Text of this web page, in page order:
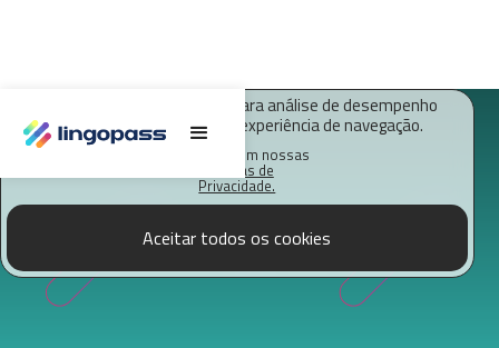
O Lingopass utiliza cookies para análise de desempenho
deste site e melhorar sua experiência de navegação.
Saiba mais em nossas
Políticas de
Privacidade.
Aceitar todos os cookies